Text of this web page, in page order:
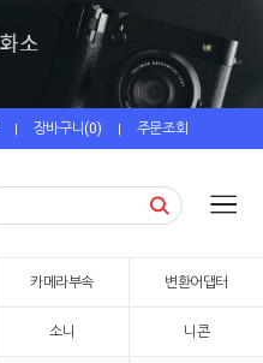
| 장바구니(0) | 주문조회
카메라부속 변환어댑터
소니 니콘